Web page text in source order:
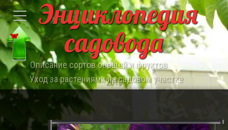
Энциклопедия
садовода
Описание сортов овощей и фруктов
Уход за растениями на садовом участке
2015